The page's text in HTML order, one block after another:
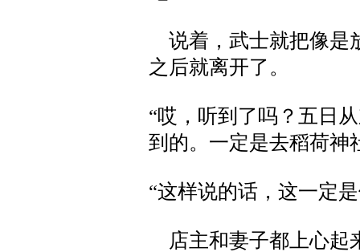
说着，武士就把像是
之后就离开了。
“哎，听到了吗？五日
到的。一定是去稻荷神
“这样说的话，这一定
店主和妻子都上心起